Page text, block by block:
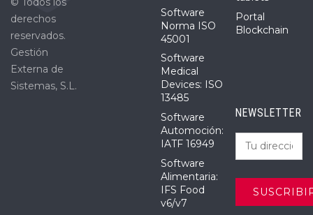
derechos
reservados.
Gestión
Externa de
Sistemas, S.L.
Software
Norma ISO
45001
Software
Medical
Devices: ISO
13485
Software
Automoción:
IATF 16949
Software
Alimentaria:
IFS Food
v6/v7
Portal
Blockchain
NEWSLETTER